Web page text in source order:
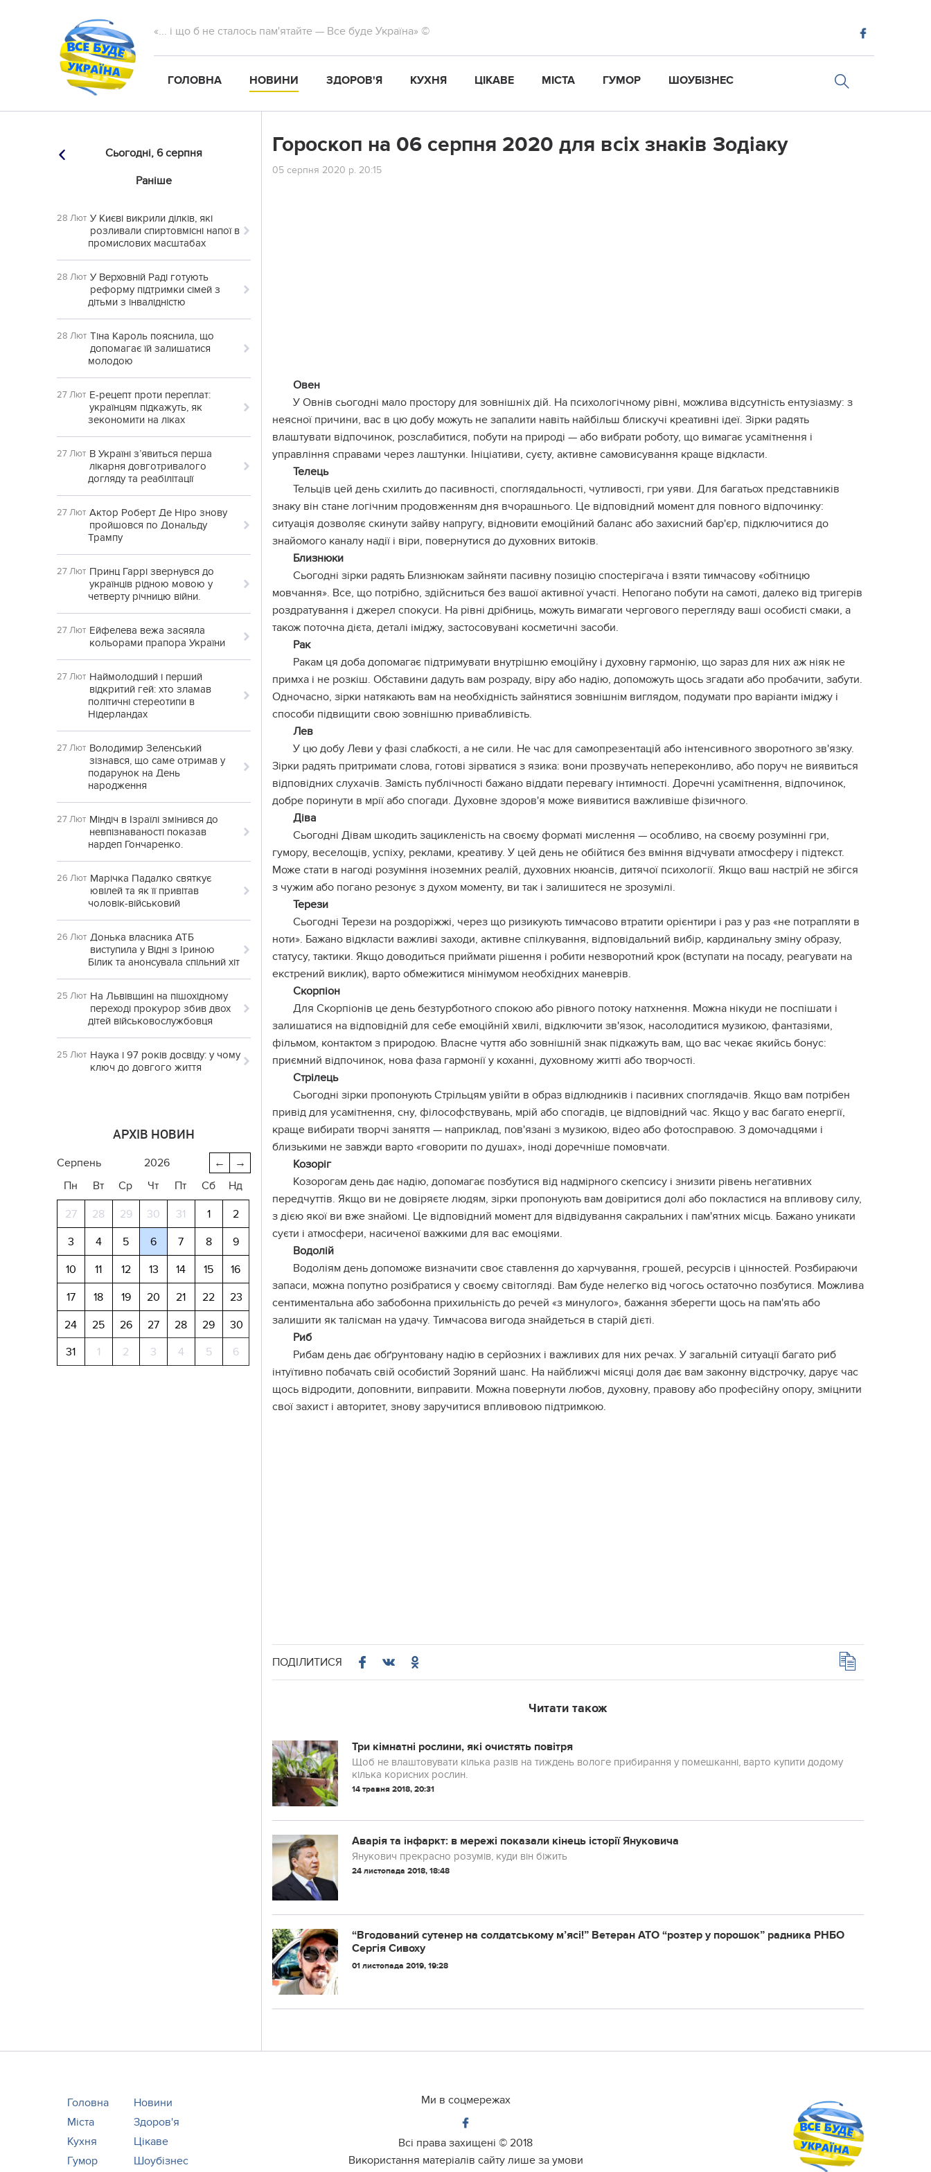
«... і що б не сталось пам'ятайте — Все буде Україна» ©
ГОЛОВНА НОВИНИ ЗДОРОВ'Я КУХНЯ ЦІКАВЕ МІСТА ГУМОР ШОУБІЗНЕС
Сьогодні, 6 серпня
Раніше
28 Лют У Києві викрили ділків, які
розливали спиртовмісні напої в
промислових масштабах
28 Лют У Верховній Раді готують
реформу підтримки сімей з
дітьми з інвалідністю
28 Лют Тіна Кароль пояснила, що
допомагає їй залишатися
молодою
27 Лют Е-рецепт проти переплат:
українцям підкажуть, як
зекономити на ліках
27 Лют В Україні з’явиться перша
лікарня довготривалого
догляду та реабілітації
27 Лют Актор Роберт Де Ніро знову
пройшовся по Дональду
Трампу
27 Лют Принц Гаррі звернувся до
українців рідною мовою у
четверту річницю війни.
27 Лют Ейфелева вежа засяяла
кольорами прапора України
27 Лют Наймолодший і перший
відкритий гей: хто зламав
політичні стереотипи в
Нідерландах
27 Лют Володимир Зеленський
зізнався, що саме отримав у
подарунок на День
народження
27 Лют Міндіч в Ізраїлі змінився до
невпізнаваності показав
нардеп Гончаренко.
26 Лют Марічка Падалко святкує
ювілей та як її привітав
чоловік-військовий
26 Лют Донька власника АТБ
виступила у Відні з Іриною
Білик та анонсувала спільний хіт
25 Лют На Львівщині на пішохідному
переході прокурор збив двох
дітей військовослужбовця
25 Лют Наука і 97 років досвіду: у чому
ключ до довгого життя
АРХІВ НОВИН
→
←
серпень
2026
Пн
Вт Ср Чт Пт Сб Нд
27 28 29 30 31 1
2
3
4 5 6 7 8
9
10
11 12 13 14 15
16
17
18 19 20 21 22
23
24
25 26 27 28 29
30
31
1 2 3 4 5 6
Гороскоп на 06 серпня 2020 для всіх знаків Зодіаку
05 серпня 2020 р. 20:15
Овен
У Овнів сьогодні мало простору для зовнішніх дій. На психологічному рівні, можлива відсутність ентузіазму: з
неясної причини, вас в цю добу можуть не запалити навіть найбільш блискучі креативні ідеї. Зірки радять
влаштувати відпочинок, розслабитися, побути на природі — або вибрати роботу, що вимагає усамітнення і
управління справами через лаштунки. Ініціативи, суєту, активне самовисування краще відкласти.
Телець
Тельців цей день схилить до пасивності, споглядальності, чутливості, гри уяви. Для багатьох представників
знаку він стане логічним продовженням дня вчорашнього. Це відповідний момент для повного відпочинку:
ситуація дозволяє скинути зайву напругу, відновити емоційний баланс або захисний бар'єр, підключитися до
знайомого каналу надії і віри, повернутися до духовних витоків.
Близнюки
Сьогодні зірки радять Близнюкам зайняти пасивну позицію спостерігача і взяти тимчасову «обітницю
мовчання». Все, що потрібно, здійсниться без вашої активної участі. Непогано побути на самоті, далеко від тригерів
роздратування і джерел спокуси. На рівні дрібниць, можуть вимагати чергового перегляду ваші особисті смаки, а
також поточна дієта, деталі іміджу, застосовувані косметичні засоби.
Рак
Ракам ця доба допомагає підтримувати внутрішню емоційну і духовну гармонію, що зараз для них аж ніяк не
примха і не розкіш. Обставини дадуть вам розраду, віру або надію, допоможуть щось згадати або пробачити, забути.
Одночасно, зірки натякають вам на необхідність зайнятися зовнішнім виглядом, подумати про варіанти іміджу і
способи підвищити свою зовнішню привабливість.
Лев
У цю добу Леви у фазі слабкості, а не сили. Не час для самопрезентацій або інтенсивного зворотного зв'язку.
Зірки радять притримати слова, готові зірватися з язика: вони прозвучать непереконливо, або поруч не виявиться
відповідних слухачів. Замість публічності бажано віддати перевагу інтимності. Доречні усамітнення, відпочинок,
добре поринути в мрії або спогади. Духовне здоров'я може виявитися важливіше фізичного.
Діва
Сьогодні Дівам шкодить зацикленість на своєму форматі мислення — особливо, на своєму розумінні гри,
гумору, веселощів, успіху, реклами, креативу. У цей день не обійтися без вміння відчувати атмосферу і підтекст.
Може стати в нагоді розуміння іноземних реалій, духовних нюансів, дитячої психології. Якщо ваш настрій не збігся
з чужим або погано резонує з духом моменту, ви так і залишитеся не зрозумілі.
Терези
Сьогодні Терези на роздоріжжі, через що ризикують тимчасово втратити орієнтири і раз у раз «не потрапляти в
ноти». Бажано відкласти важливі заходи, активне спілкування, відповідальний вибір, кардинальну зміну образу,
статусу, тактики. Якщо доводиться приймати рішення і робити незворотний крок (вступати на посаду, реагувати на
екстрений виклик), варто обмежитися мінімумом необхідних маневрів.
Скорпіон
Для Скорпіонів це день безтурботного спокою або рівного потоку натхнення. Можна нікуди не поспішати і
залишатися на відповідній для себе емоційній хвилі, відключити зв'язок, насолодитися музикою, фантазіями,
фільмом, контактом з природою. Власне чуття або зовнішній знак підкажуть вам, що вас чекає якийсь бонус:
приємний відпочинок, нова фаза гармонії у коханні, духовному житті або творчості.
Стрілець
Сьогодні зірки пропонують Стрільцям увійти в образ відлюдників і пасивних споглядачів. Якщо вам потрібен
привід для усамітнення, сну, філософствувань, мрій або спогадів, це відповідний час. Якщо у вас багато енергії,
краще вибирати творчі заняття — наприклад, пов'язані з музикою, відео або фотосправою. З домочадцями і
близькими не завжди варто «говорити по душах», іноді доречніше помовчати.
Козоріг
Козорогам день дає надію, допомагає позбутися від надмірного скепсису і знизити рівень негативних
передчуттів. Якщо ви не довіряєте людям, зірки пропонують вам довіритися долі або покластися на впливову силу,
з дією якої ви вже знайомі. Це відповідний момент для відвідування сакральних і пам'ятних місць. Бажано уникати
суєти і атмосфери, насиченої важкими для вас емоціями.
Водолій
Водоліям день допоможе визначити своє ставлення до харчування, грошей, ресурсів і цінностей. Розбираючи
запаси, можна попутно розібратися у своєму світогляді. Вам буде нелегко від чогось остаточно позбутися. Можлива
сентиментальна або забобонна прихильність до речей «з минулого», бажання зберегти щось на пам'ять або
залишити як талісман на удачу. Тимчасова вигода знайдеться в старій дієті.
Риб
Рибам день дає обґрунтовану надію в серйозних і важливих для них речах. У загальній ситуації багато риб
інтуїтивно побачать свій особистий Зоряний шанс. На найближчі місяці доля дає вам законну відстрочку, дарує час
щось відродити, доповнити, виправити. Можна повернути любов, духовну, правову або професійну опору, зміцнити
свої захист і авторитет, знову заручитися впливовою підтримкою.
ПОДІЛИТИСЯ
Читати також
Три кімнатні рослини, які очистять повітря
Щоб не влаштовувати кілька разів на тиждень вологе прибирання у помешканні, варто купити додому
кілька корисних рослин.
14 травня 2018, 20:31
Аварія та інфаркт: в мережі показали кінець історії Януковича
Янукович прекрасно розумів, куди він біжить
24 листопада 2018, 18:48
“Вгодований сутeнeр на солдатському м’ясі!” Ветеран АТО “розтер у порошок” радника РНБО
Сергія Сивоху
01 листопада 2019, 19:28
Головна
Новини
Міста
Здоров'я
Кухня
Цікаве
Гумор
Шоубізнес
Ми в соцмережах
Всі права захищені © 2018
Використання матеріалів сайту лише за умови